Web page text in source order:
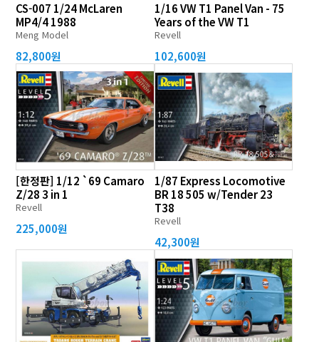
CS-007 1/24 McLaren
MP4/4 1988
Meng Model
82,800원
1/16 VW T1 Panel Van - 75
Years of the VW T1
Revell
102,600원
[한정판] 1/12 `69 Camaro
Z/28 3 in 1
Revell
225,000원
1/87 Express Locomotive
BR 18 505 w/Tender 23
T38
Revell
42,300원